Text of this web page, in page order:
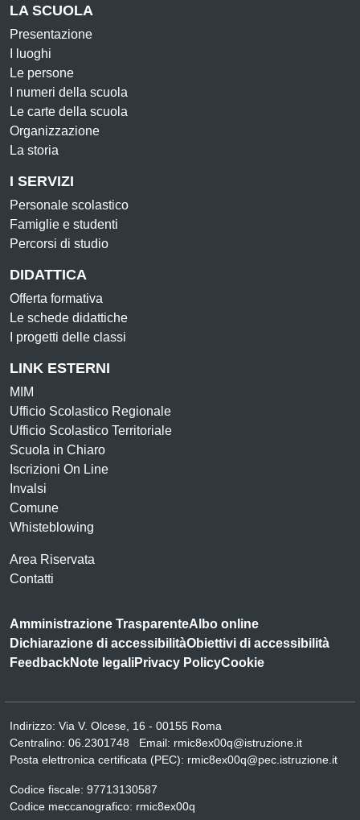
LA SCUOLA
Presentazione
I luoghi
Le persone
I numeri della scuola
Le carte della scuola
Organizzazione
La storia
I SERVIZI
Personale scolastico
Famiglie e studenti
Percorsi di studio
DIDATTICA
Offerta formativa
Le schede didattiche
I progetti delle classi
LINK ESTERNI
MIM
Ufficio Scolastico Regionale
Ufficio Scolastico Territoriale
Scuola in Chiaro
Iscrizioni On Line
Invalsi
Comune
Whisteblowing
Area Riservata
Contatti
Amministrazione TrasparenteAlbo online
Dichiarazione di accessibilitàObiettivi di accessibilità
FeedbackNote legaliPrivacy PolicyCookie
Indirizzo: Via V. Olcese, 16 - 00155 Roma
Centralino: 06.2301748 Email: rmic8ex00q@istruzione.it
Posta elettronica certificata (PEC): rmic8ex00q@pec.istruzione.it
Codice fiscale: 97713130587
Codice meccanografico: rmic8ex00q